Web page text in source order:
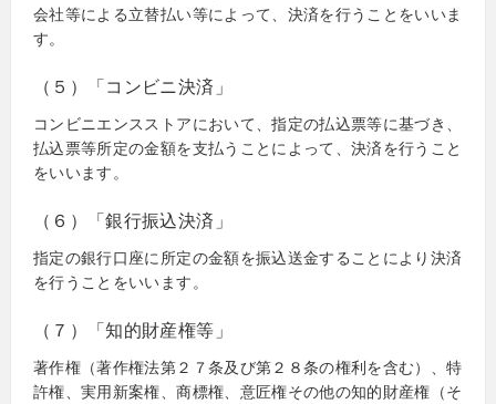
会社等による立替払い等によって、決済を行うことをいいま
す。
（５）「コンビニ決済」
コンビニエンスストアにおいて、指定の払込票等に基づき、
払込票等所定の金額を支払うことによって、決済を行うこと
をいいます。
（６）「銀行振込決済」
指定の銀行口座に所定の金額を振込送金することにより決済
を行うことをいいます。
（７）「知的財産権等」
著作権（著作権法第２７条及び第２８条の権利を含む）、特
許権、実用新案権、商標権、意匠権その他の知的財産権（そ